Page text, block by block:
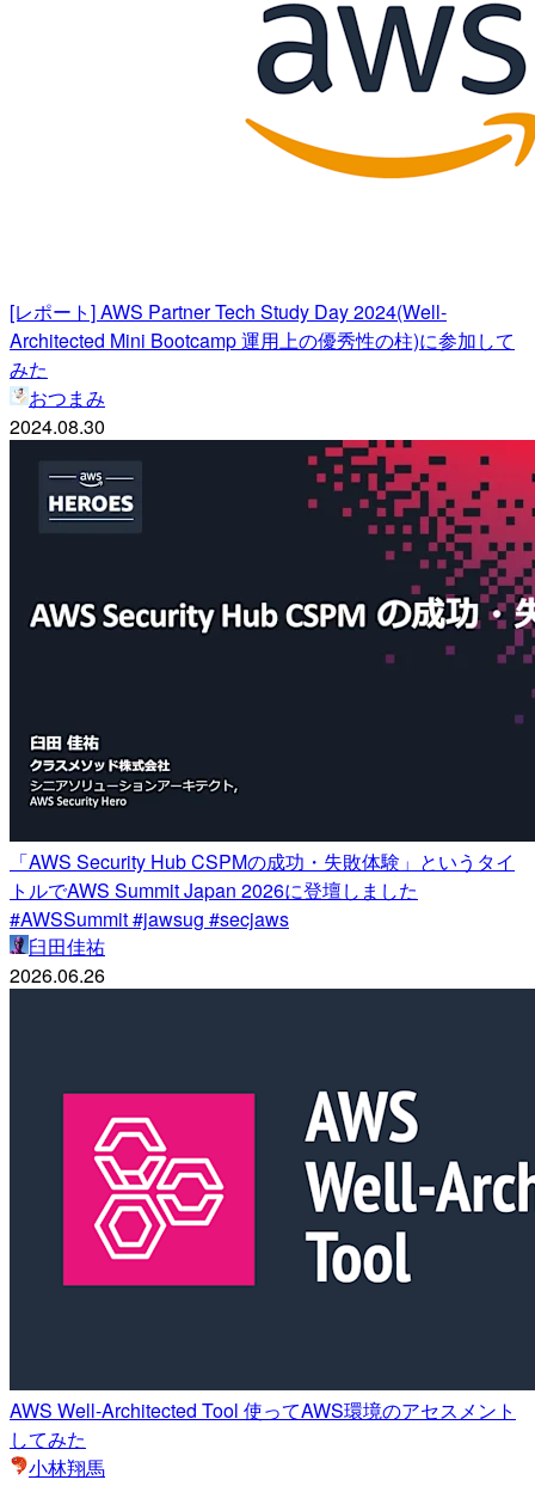
[レポート] AWS Partner Tech Study Day 2024(Well-
Architected Mini Bootcamp 運用上の優秀性の柱)に参加して
みた
おつまみ
2024.08.30
「AWS Security Hub CSPMの成功・失敗体験」というタイ
トルでAWS Summit Japan 2026に登壇しました
#AWSSummit #jawsug #secjaws
臼田佳祐
2026.06.26
AWS Well-Architected Tool 使ってAWS環境のアセスメント
してみた
小林翔馬